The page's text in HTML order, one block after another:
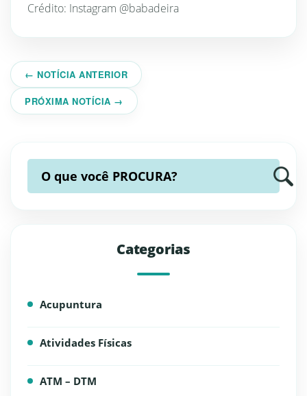
Crédito: Instagram @babadeira
← NOTÍCIA ANTERIOR
PRÓXIMA NOTÍCIA →
O que você PROCURA?
Categorias
Acupuntura
Atividades Físicas
ATM – DTM